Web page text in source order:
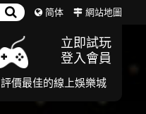
简体 網站地圖
立即試玩
登入會員
評價最佳的線上娛樂城